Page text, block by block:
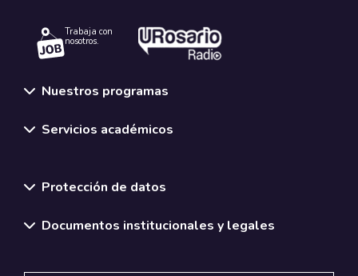
Trabaja con
nosotros.
Nuestros programas
Servicios académicos
Protección de datos
Documentos institucionales y legales